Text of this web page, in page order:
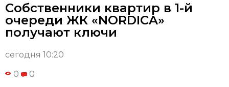
Собственники квартир в 1-й
очереди ЖК «NORDICA»
получают ключи
сегодня 10:20
0 0